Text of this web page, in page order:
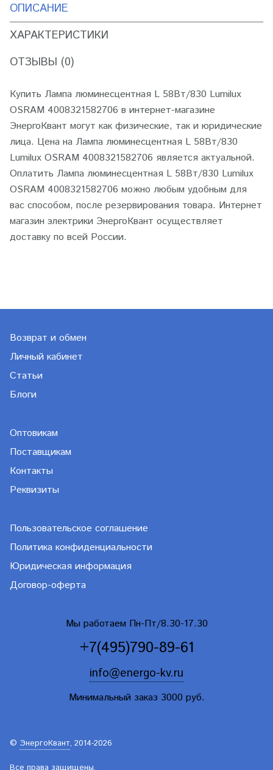
ОПИСАНИЕ
ХАРАКТЕРИСТИКИ
ОТЗЫВЫ (0)
Купить Лампа люминесцентная L 58Вт/830 Lumilux
OSRAM 4008321582706 в интернет-магазине
ЭнергоКвант могут как физические, так и юридические
лица. Цена на Лампа люминесцентная L 58Вт/830
Lumilux OSRAM 4008321582706 является актуальной.
Оплатить Лампа люминесцентная L 58Вт/830 Lumilux
OSRAM 4008321582706 можно любым удобным для
вас способом, после резервирования товара. Интернет
магазин электрики ЭнергоКвант осуществляет
доставку по всей России.
Возврат и обмен
Личный кабинет
Статьи
Блоги
Оптовикам
Поставщикам
Контакты
Реквизиты
Пользовательское соглашение
Политика конфиденциальности
Юридическая информация
Договор-оферта
Мы работаем Пн-Пт/8.30-17.30
+7(495)790-89-61
info@energo-kv.ru
Минимальный заказ 3000 руб.
© ЭнергоКвант, 2014-2026